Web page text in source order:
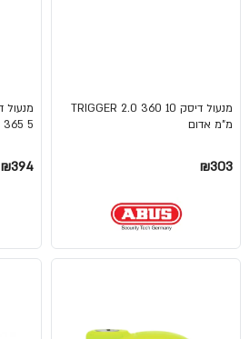
מנעול דיסק TRIGGER 2.0 360 10
מ"מ אדום
₪303
365 5 מ"מ אדום
₪394